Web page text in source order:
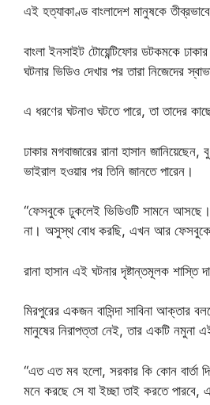
এই হত্যাকাণ্ড বাংলাদেশ মানুষকে
বাংলা ইনসাইট টোয়েন্টিফোর ডটকমকে
ঘটনার ভিডিও দেখার পর তারা নিজেদের
এ ধরণের ঘটনাও ঘটতে পারে, তা তাদের
ঢাকার মগবাজারের রানা হাসান
ভাইরাল হওয়ার পর তিনি জানতে পারেন।
“ফেসবুকে ঢুকলেই ভিডিওটি সামনে
না। অসুস্থ বোধ করছি, এখন আর ফেসবুকে
রানা হাসান এই ঘটনার দৃষ্টান্তমূলক শাস্তি
মিরপুরের একজন বাসিন্দা সাবিনা আক্তার
মানুষের নিরাপত্তা নেই, তার একটি নমুনা
“এত এত মব হলো, সরকার কি কোন বার্তা
মনে করছে সে যা ইচ্ছা তাই করতে